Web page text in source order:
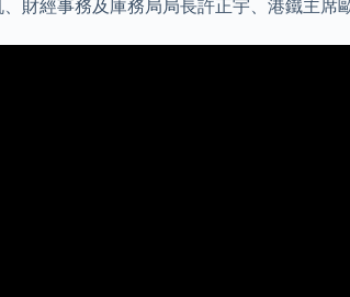
財經事務及庫務局局長許正宇、港鐵主席